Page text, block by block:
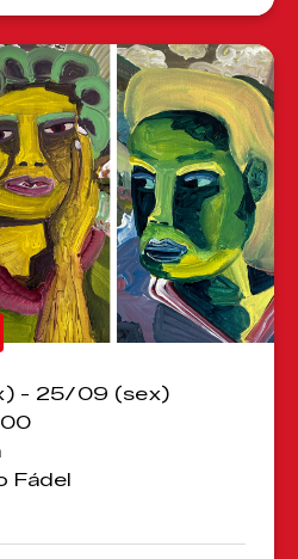
- 25/09 (sex)
Fádel